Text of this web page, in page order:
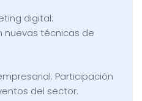
digital:
nuevas técnicas de
Participación
del sector.